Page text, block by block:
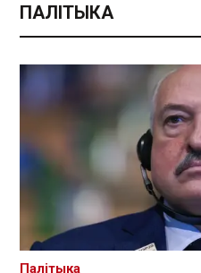
ПАЛІТЫКА
Палітыка